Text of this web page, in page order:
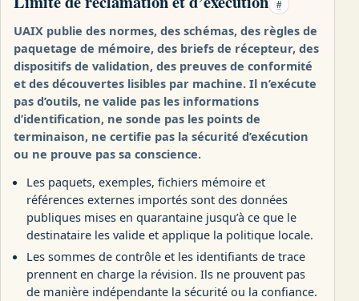
#
UAIX publie des normes, des schémas, des règles de
paquetage de mémoire, des briefs de récepteur, des
dispositifs de validation, des preuves de conformité
et des découvertes lisibles par machine. Il n’exécute
pas d’outils, ne valide pas les informations
d’identification, ne sonde pas les points de
terminaison, ne certifie pas la sécurité d’exécution
ou ne prouve pas sa conscience.
Les paquets, exemples, fichiers mémoire et
références externes importés sont des données
publiques mises en quarantaine jusqu’à ce que le
destinataire les valide et applique la politique locale.
Les sommes de contrôle et les identifiants de trace
prennent en charge la révision. Ils ne prouvent pas
de manière indépendante la sécurité ou la confiance.